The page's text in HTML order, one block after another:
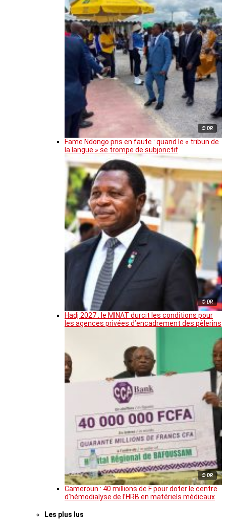
© DR
Fame Ndongo pris en faute : quand le « tribun de
la langue » se trompe de subjonctif
© DR
Hadj 2027 : le MINAT durcit les conditions pour
les agences privées d’encadrement des pèlerins
© DR
Cameroun : 40 millions de F pour doter le centre
d’hémodialyse de l’HRB en matériels médicaux
Les plus lus